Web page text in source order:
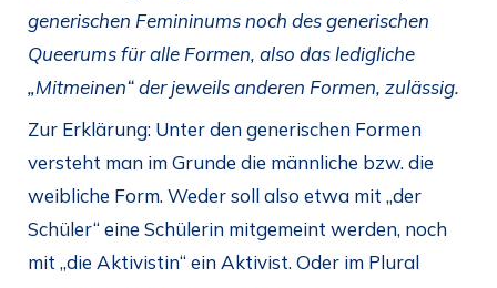
generischen Femininums noch des generischen
Queerums für alle Formen, also das ledigliche
„Mitmeinen“ der jeweils anderen Formen, zulässig.
Zur Erklärung: Unter den generischen Formen
versteht man im Grunde die männliche bzw. die
weibliche Form. Weder soll also etwa mit „der
Schüler“ eine Schülerin mitgemeint werden, noch
mit „die Aktivistin“ ein Aktivist. Oder im Plural